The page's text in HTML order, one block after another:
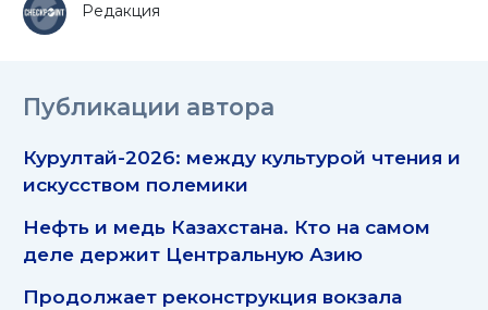
Редакция
Публикации автора
Курултай-2026: между культурой чтения и
искусством полемики
Нефть и медь Казахстана. Кто на самом
деле держит Центральную Азию
Продолжает реконструкция вокзала